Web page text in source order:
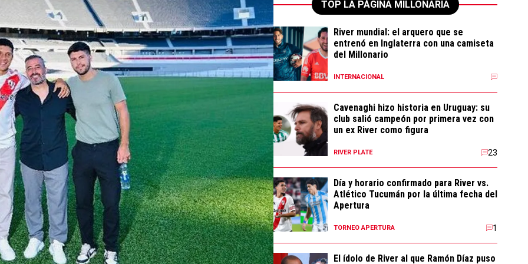
TOP LA PÁGINA MILLONARIA
River mundial: el arquero que se
entrenó en Inglaterra con una camiseta
del Millonario
INTERNACIONAL
Cavenaghi hizo historia en Uruguay: su
club salió campeón por primera vez con
un ex River como figura
RIVER PLATE 23
Día y horario confirmado para River vs.
Atlético Tucumán por la última fecha del
Apertura
TORNEO APERTURA 1
El ídolo de River al que Ramón Díaz puso